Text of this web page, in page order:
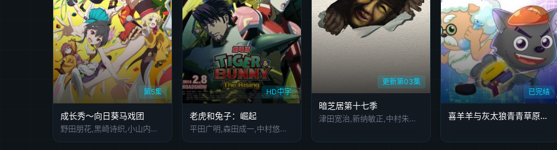
第5集
成长秀～向日葵马戏团
野田朋花,黑崎诗织,小山内怜央,安堂奈奈子,楠木灯,夏吉优子,镰仓有那,岩桥由佳,茅野爱衣,钉宫理惠
HD中字
老虎和兔子：崛起
平田广明,森田成一,中村悠一,寿美菜子,游佐浩二,津田健次郎,冈本信彦
更新第03集
暗芝居第十七季
津田宽治,新纳敏正,中村朱里,篠田谅,土屋咲登子
已完结
喜羊羊与灰太狼青青草原发明家